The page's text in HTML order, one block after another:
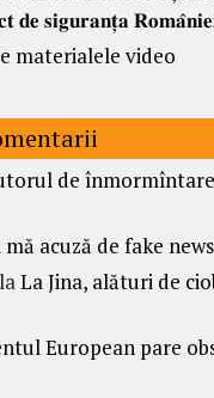
𝐝𝐞 𝐬𝐢𝐠𝐮𝐫𝐚𝐧𝐭̦𝐚
materialele video
de
mă acuză de fake news
laLa Jina, alături de
European pare